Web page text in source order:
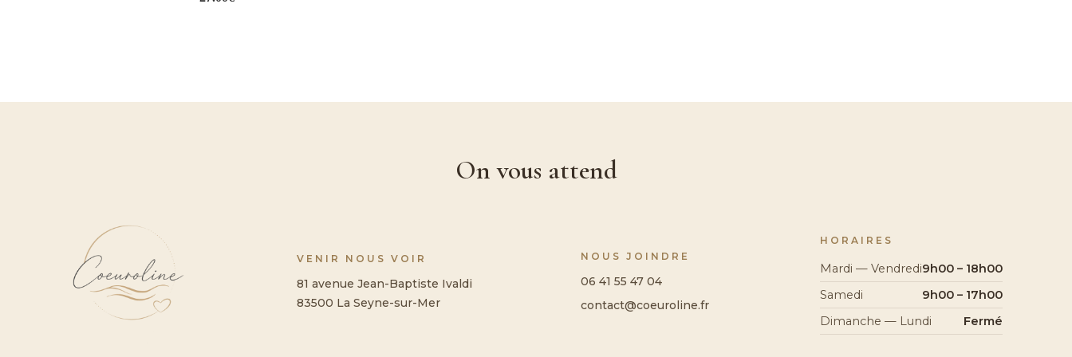
On vous attend
VENIR NOUS VOIR
81 avenue Jean-Baptiste Ivaldi
83500 La Seyne-sur-Mer
NOUS JOINDRE
06 41 55 47 04
contact@coeuroline.fr
HORAIRES
Mardi — Vendredi9h00 – 18h00
Samedi
9h00 – 17h00
Dimanche — Lundi
Fermé